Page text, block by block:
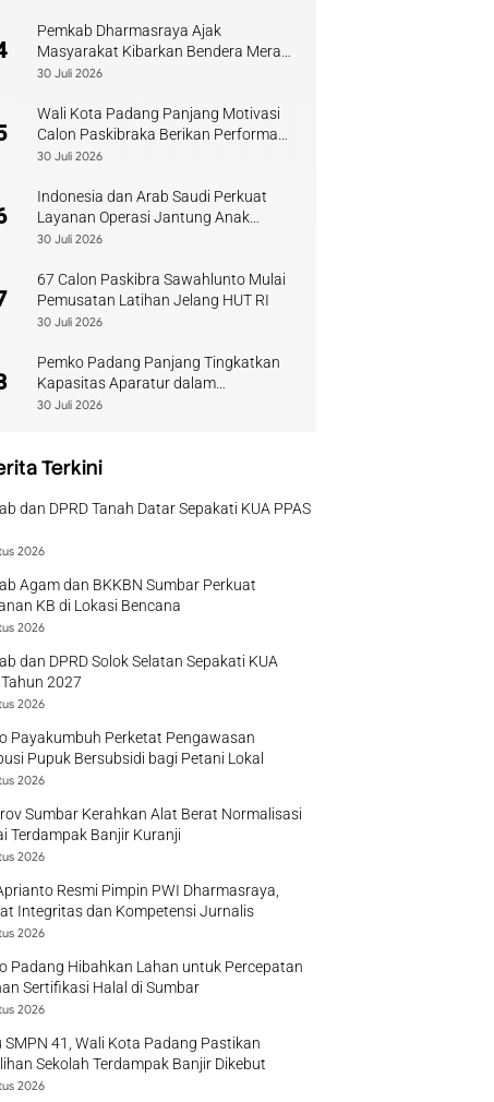
Pemkab Dharmasraya Ajak
Masyarakat Kibarkan Bendera Merah
Putih Sambut HUT RI
30 Juli 2026
Wali Kota Padang Panjang Motivasi
Calon Paskibraka Berikan Performa
Terbaik
30 Juli 2026
Indonesia dan Arab Saudi Perkuat
Layanan Operasi Jantung Anak
Sumbar
30 Juli 2026
67 Calon Paskibra Sawahlunto Mulai
Pemusatan Latihan Jelang HUT RI
30 Juli 2026
Pemko Padang Panjang Tingkatkan
Kapasitas Aparatur dalam
Penanganan Pascabencana
30 Juli 2026
Terkini
dan DPRD Tanah Datar Sepakati KUA PPAS
2026
Agam dan BKKBN Sumbar Perkuat
KB di Lokasi Bencana
2026
dan DPRD Solok Selatan Sepakati KUA
Tahun 2027
2026
Payakumbuh Perketat Pengawasan
Pupuk Bersubsidi bagi Petani Lokal
2026
Sumbar Kerahkan Alat Berat Normalisasi
Terdampak Banjir Kuranji
2026
Resmi Pimpin PWI Dharmasraya,
Integritas dan Kompetensi Jurnalis
2026
Padang Hibahkan Lahan untuk Percepatan
Sertifikasi Halal di Sumbar
2026
SMPN 41, Wali Kota Padang Pastikan
Sekolah Terdampak Banjir Dikebut
2026